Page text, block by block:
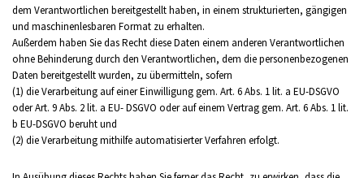
dem Verantwortlichen bereitgestellt haben, in einem strukturierten, gängigen
und maschinenlesbaren Format zu erhalten.
Außerdem haben Sie das Recht diese Daten einem anderen Verantwortlichen
ohne Behinderung durch den Verantwortlichen, dem die personenbezogenen
Daten bereitgestellt wurden, zu übermitteln, sofern
(1) die Verarbeitung auf einer Einwilligung gem. Art. 6 Abs. 1 lit. a EU-DSGVO
oder Art. 9 Abs. 2 lit. a EU- DSGVO oder auf einem Vertrag gem. Art. 6 Abs. 1 lit.
b EU-DSGVO beruht und
(2) die Verarbeitung mithilfe automatisierter Verfahren erfolgt.